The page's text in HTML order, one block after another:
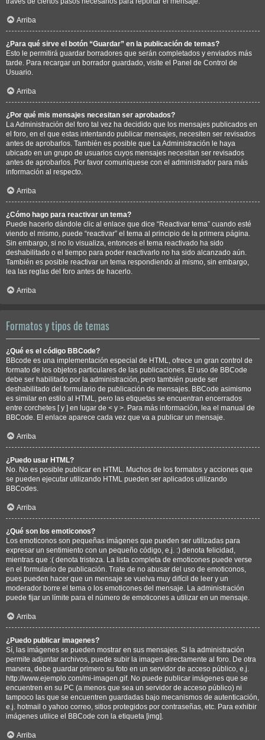
Arriba
¿Para qué sirve el botón “Guardar” en la publicación de temas?
Esto le permitirá guardar borradores que serán completados y enviados más
tarde. Para recargar un borrador guardado, visite el Panel de Control de
Usuario.
Arriba
¿Por qué mis mensajes necesitan ser aprobados?
La Administración del foro tal vez ha decidido que los mensajes publicados en
el foro, en el que estas intentando publicar mensajes, necesiten ser revisados
antes de aprobarlos. También es posible que La Administración le haya
ubicado en un grupo de usuarios cuyos mensajes necesitan ser revisados
antes de aprobarlos. Por favor comuníquese con el administrador para más
información al respecto.
Arriba
¿Cómo hago para reactivar un tema?
Puede hacerlo dándole clic al enlace que dice “Reactivar tema” cuando esté
viendo el mismo, puede “reactivar” el tema al principio de la primera página.
Sin embargo, si no lo visualiza, entonces el tema reactivado ha sido
deshabilitado o el tiempo para poder reactivarlo no ha sido alcanzado aún.
También es posible reactivar un tema respondiendo al mismo, sin embargo,
lea las reglas del foro antes de hacerlo.
Arriba
Formatos y tipos de temas
¿Qué es el código BBCode?
BBcode es una implementación especial de HTML, ofrece un gran control de
formato de los objetos particulares de las publicaciones. El uso de BBCode
debe ser habilitado por la administración, pero también puede ser
deshabilitado del formulario de publicación de mensajes. BBCode asimismo
es similar en estilo al HTML, pero las etiquetas se encuentran encerrados
entre corchetes [ y ] en lugar de < y >. Para más información, lea el manual de
BBCode. El enlace aparece cada vez que va a publicar un mensaje.
Arriba
¿Puedo usar HTML?
No. No es posible publicar en HTML. Muchos de los formatos y acciones que
se pueden ejecutar utilizando HTML pueden ser aplicados utilizando
BBCodes.
Arriba
¿Qué son los emoticonos?
Los emoticonos son pequeñas imágenes que pueden ser utilizadas para
expresar un sentimiento con un pequeño código, e.j. :) denota felicidad,
mientras que :( denota tristeza. La lista completa de emoticones puede verse
en el formulario de publicación. Trate de no abusar del uso de emoticonos,
pues pueden hacer que un mensaje se vuelva muy difícil de leer y un
moderador borre el tema o los emoticones del mensaje. La administración
puede fijar un límite para el número de emoticones a utilizar en un mensaje.
Arriba
¿Puedo publicar imagenes?
Sí, las imágenes se pueden mostrar en sus mensajes. Si la administración
permite adjuntar archivos, puede subir la imagen directamente al foro. De otra
manera, debe guardar primero su foto en un servidor de acceso público, e.j.
http://www.ejemplo.com/mi-imagen.gif. No puede publicar imágenes que se
encuentren en su PC (a menos que sea un servidor de acceso público) ni
tampoco las que se encuentren guardadas bajo mecanismos de autenticación,
e.j. hotmail o yahoo correo, sitios protegidos por contraseñas, etc. Para exhibir
imágenes utilice el BBCode con la etiqueta [img].
Arriba